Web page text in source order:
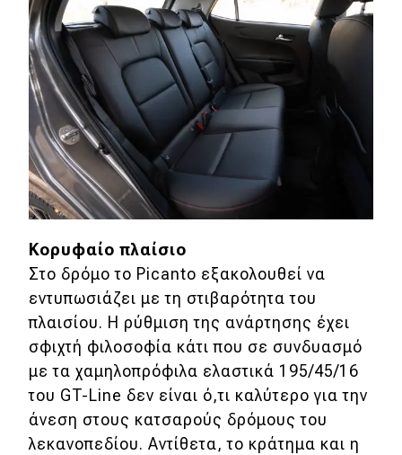
Κορυφαίο πλαίσιο
Στο δρόμο το Picanto εξακολουθεί να
εντυπωσιάζει με τη στιβαρότητα του
πλαισίου. Η ρύθμιση της ανάρτησης έχει
σφιχτή φιλοσοφία κάτι που σε συνδυασμό
με τα χαμηλοπρόφιλα ελαστικά 195/45/16
του GT-Line δεν είναι ό,τι καλύτερο για την
άνεση στους κατσαρούς δρόμους του
λεκανοπεδίου. Αντίθετα, το κράτημα και η